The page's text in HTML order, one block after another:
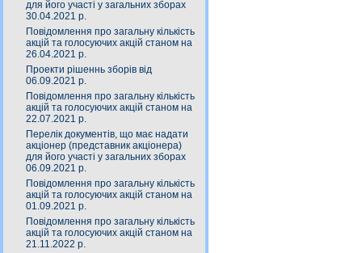
для його участі у загальних зборах
30.04.2021 р.
Повідомлення про загальну кількість
акцій та голосуючих акцій станом на
26.04.2021 р.
Проекти рішеннь зборів від
06.09.2021 р.
Повідомлення про загальну кількість
акцій та голосуючих акцій станом на
22.07.2021 р.
Перелік документів, що має надати
акціонер (представник акціонера)
для його участі у загальних зборах
06.09.2021 р.
Повідомлення про загальну кількість
акцій та голосуючих акцій станом на
01.09.2021 р.
Повідомлення про загальну кількість
акцій та голосуючих акцій станом на
21.11.2022 р.